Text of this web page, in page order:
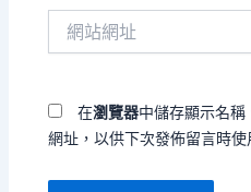
在瀏覽器中儲存顯示名
網址，以供下次發佈留言時使